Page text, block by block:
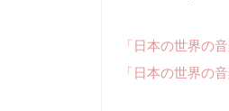
「日本の世界の
「日本の世界の